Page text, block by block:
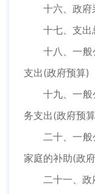
十六、政府
十七、支出
十八、一般
支出(政府预算)
十九、一般
务支出(政府预
二十、一般
家庭的补助(政
二十一、政